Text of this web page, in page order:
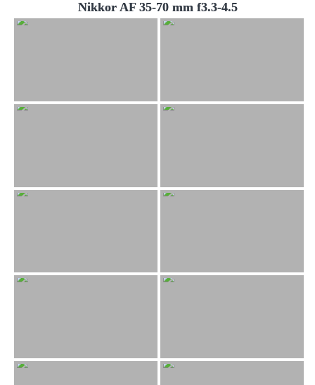
Nikkor AF 35-70 mm f3.3-4.5